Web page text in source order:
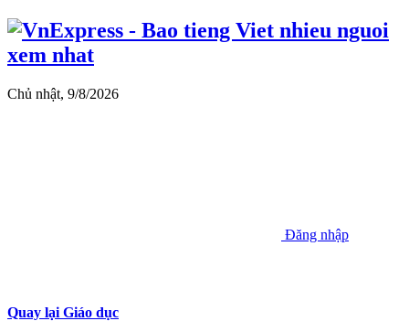
Chủ nhật, 9/8/2026
Đăng nhập
Quay lại Giáo dục